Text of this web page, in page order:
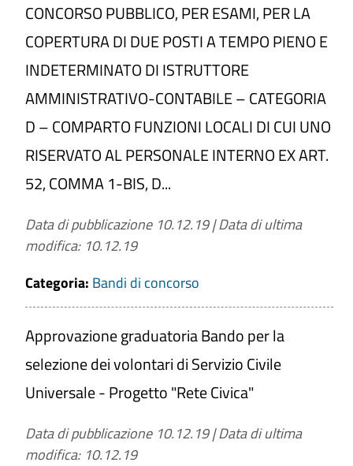
CONCORSO PUBBLICO, PER ESAMI, PER LA
COPERTURA DI DUE POSTI A TEMPO PIENO E
INDETERMINATO DI ISTRUTTORE
AMMINISTRATIVO-CONTABILE – CATEGORIA
D – COMPARTO FUNZIONI LOCALI DI CUI UNO
RISERVATO AL PERSONALE INTERNO EX ART.
52, COMMA 1-BIS, D...
Data di pubblicazione 10.12.19|Data di ultima
modifica: 10.12.19
Categoria: Bandi di concorso
Approvazione graduatoria Bando per la
selezione dei volontari di Servizio Civile
Universale - Progetto "Rete Civica"
Data di pubblicazione 10.12.19|Data di ultima
modifica: 10.12.19